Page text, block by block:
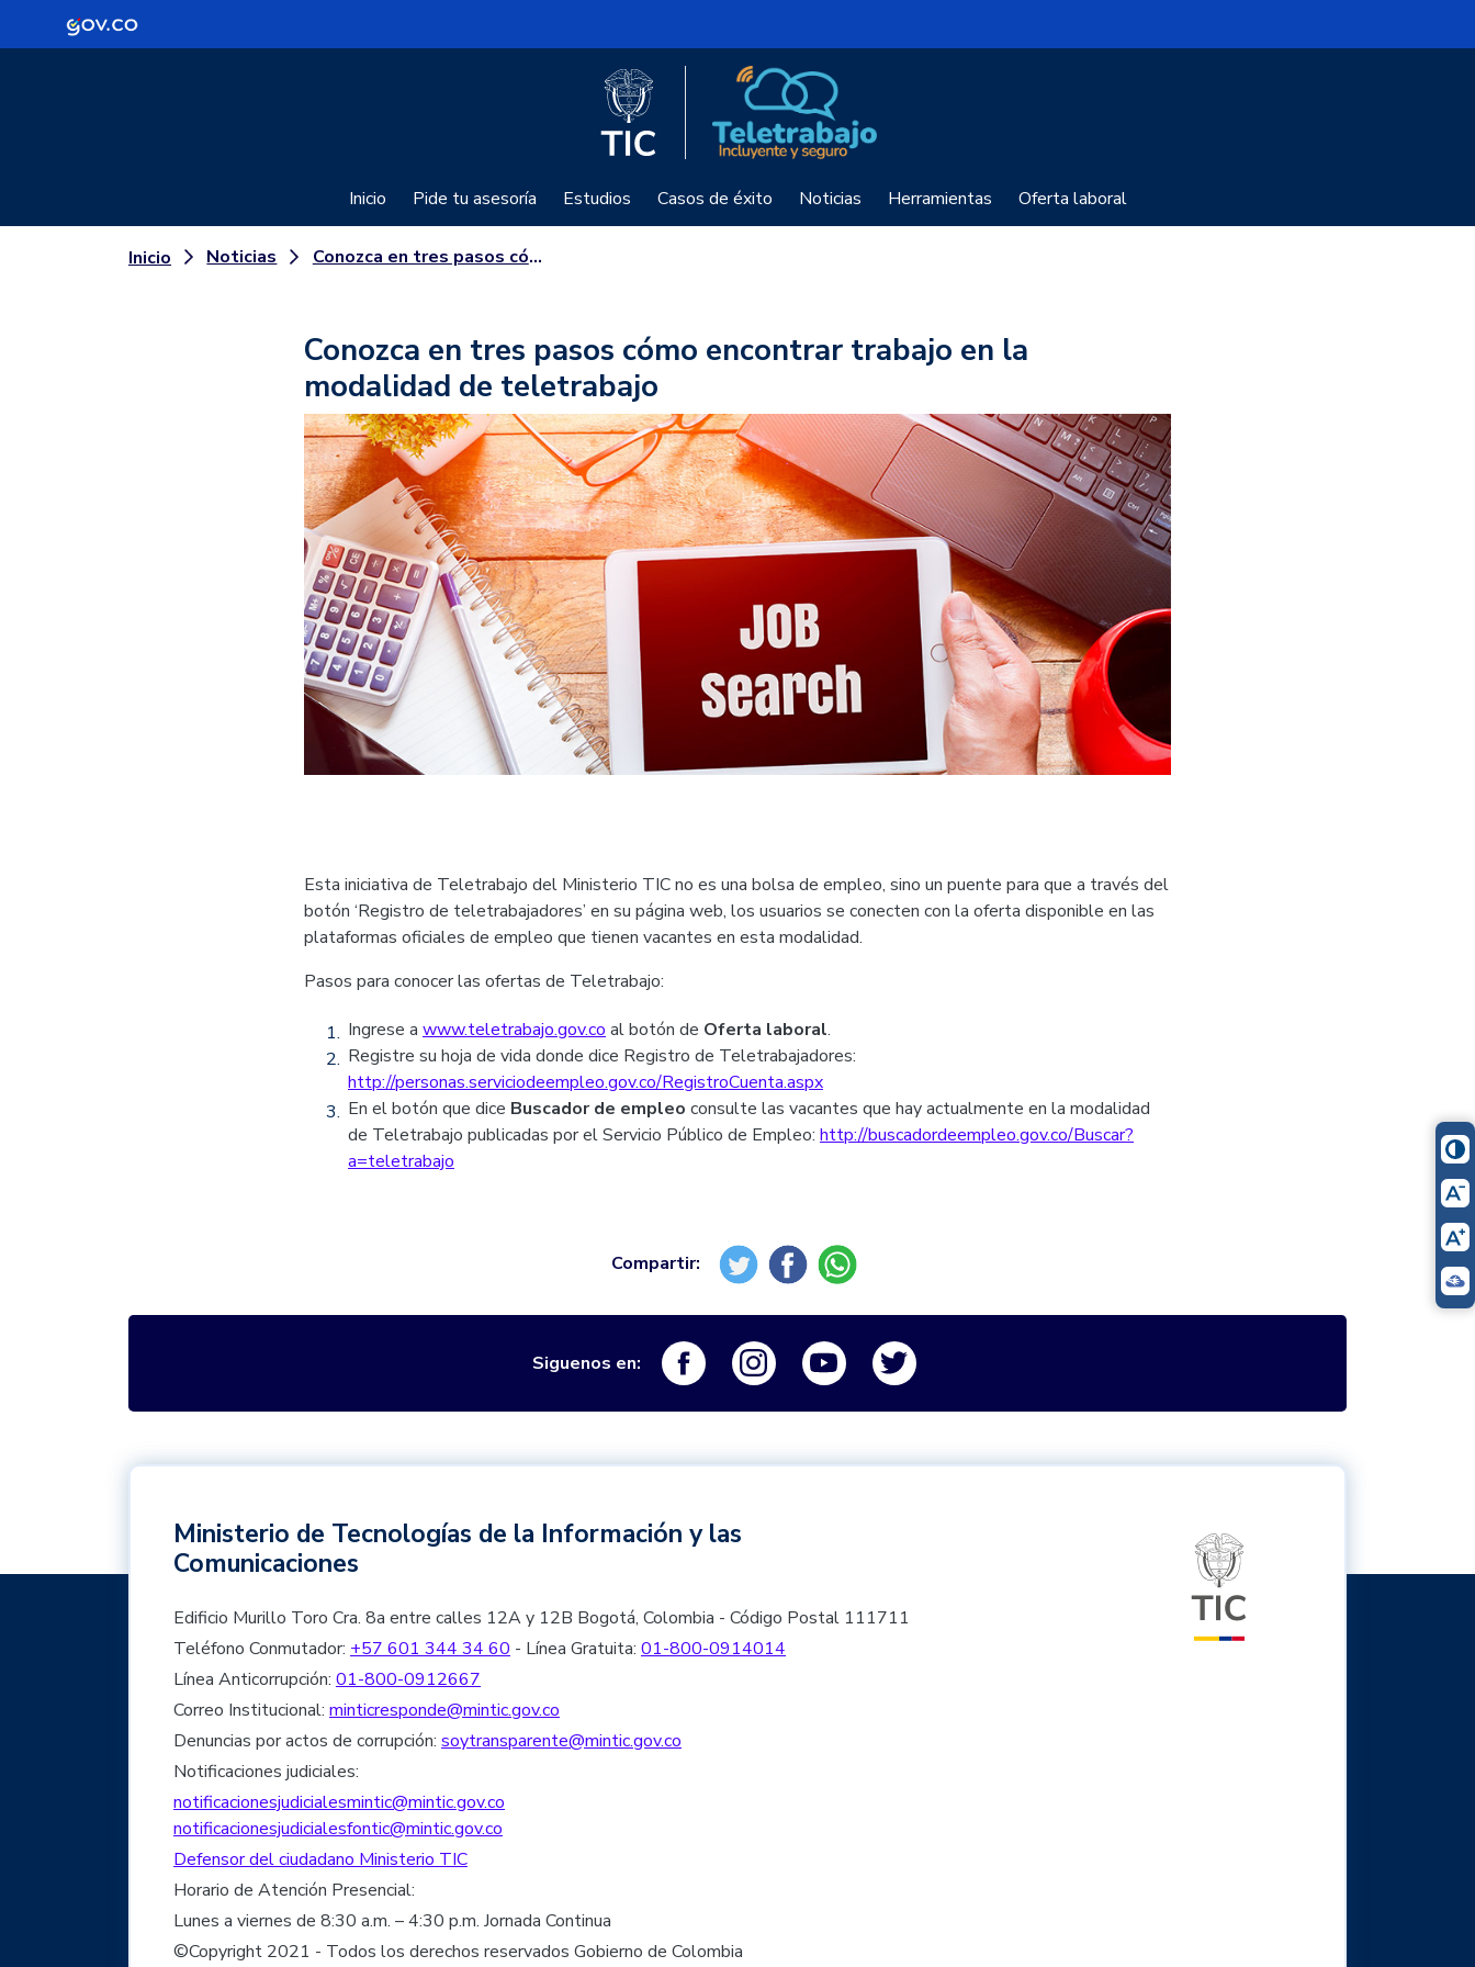
Logo Gobierno de Colombia
Logo del Ministerio TIC
Inicio Pide tu asesoría Estudios Casos de éxito Noticias Herramientas Oferta laboral
Inicio Noticias Conozca en tres pasos cómo encontrar trabajo en la modalidad de teletrabajo
Conozca en tres pasos cómo encontrar trabajo en la
modalidad de teletrabajo
Esta iniciativa de Teletrabajo del Ministerio TIC no es una bolsa de empleo, sino un puente para que a través del
botón ‘Registro de teletrabajadores’ en su página web, los usuarios se conecten con la oferta disponible en las
plataformas oficiales de empleo que tienen vacantes en esta modalidad.
Pasos para conocer las ofertas de Teletrabajo:
Ingrese a www.teletrabajo.gov.co al botón de Oferta laboral.
Registre su hoja de vida donde dice Registro de Teletrabajadores:
http://personas.serviciodeempleo.gov.co/RegistroCuenta.aspx
En el botón que dice Buscador de empleo consulte las vacantes que hay actualmente en la modalidad
de Teletrabajo publicadas por el Servicio Público de Empleo: http://buscadordeempleo.gov.co/Buscar?
a=teletrabajo
Siguenos en: Logo FacebookLogo InstagramLogo Youtube
Ministerio de Tecnologías de la Información y las
Comunicaciones
Edificio Murillo Toro Cra. 8a entre calles 12A y 12B Bogotá, Colombia - Código Postal 111711
Teléfono Conmutador: +57 601 344 34 60 - Línea Gratuita: 01-800-0914014
Línea Anticorrupción: 01-800-0912667
Correo Institucional: minticresponde@mintic.gov.co
Denuncias por actos de corrupción: soytransparente@mintic.gov.co
Notificaciones judiciales:
notificacionesjudicialesmintic@mintic.gov.co
notificacionesjudicialesfontic@mintic.gov.co
Defensor del ciudadano Ministerio TIC
Horario de Atención Presencial:
Lunes a viernes de 8:30 a.m. – 4:30 p.m. Jornada Continua
©Copyright 2021 - Todos los derechos reservados Gobierno de Colombia